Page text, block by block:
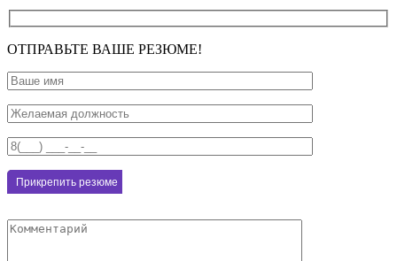
ОТПРАВЬТЕ ВАШЕ РЕЗЮМЕ!